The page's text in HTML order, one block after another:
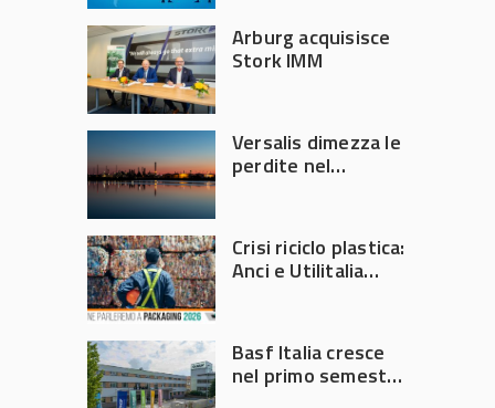
Arburg acquisisce
Stork IMM
Versalis dimezza le
perdite nel
Crisi riciclo plastica:
Anci e Utilitalia
Governo
Basf Italia cresce
nel primo semestre